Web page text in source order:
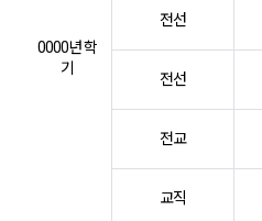
0000년 학
기
전선
전선
전교
교직